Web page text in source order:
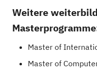
Weitere
Master of
Master of